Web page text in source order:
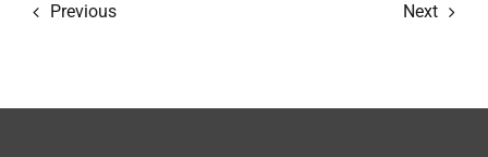
Previous Next